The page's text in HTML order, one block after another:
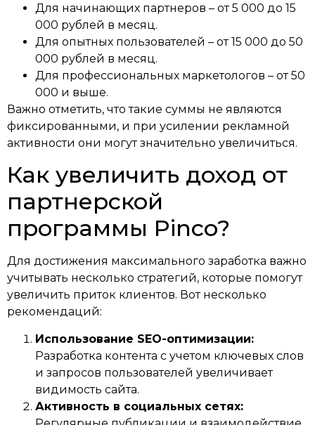
Для начинающих партнеров – от 5 000 до 15
000 рублей в месяц.
Для опытных пользователей – от 15 000 до 50
000 рублей в месяц.
Для профессиональных маркетологов – от 50
000 и выше.
Важно отметить, что такие суммы не являются
фиксированными, и при усилении рекламной
активности они могут значительно увеличиться.
Как увеличить доход от
партнерской
программы Pinco?
Для достижения максимального заработка важно
учитывать несколько стратегий, которые помогут
увеличить приток клиентов. Вот несколько
рекомендаций:
Использование SEO-оптимизации:
Разработка контента с учетом ключевых слов
и запросов пользователей увеличивает
видимость сайта.
Активность в социальных сетях: